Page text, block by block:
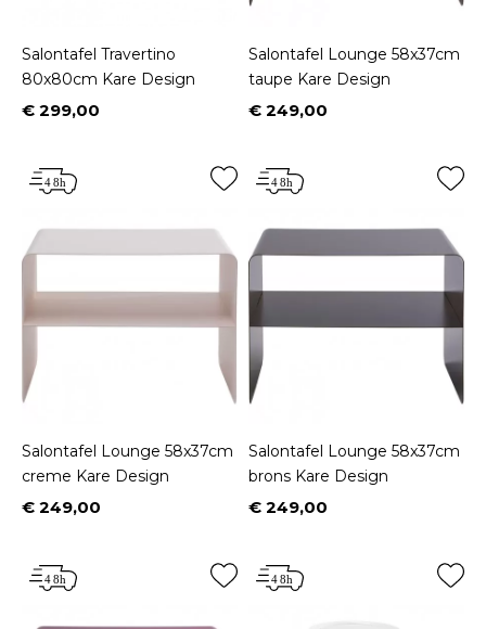
Salontafel Travertino
80x80cm Kare Design
Prijs
€ 299,00
Salontafel Lounge 58x37cm
taupe Kare Design
Prijs
€ 249,00
Salontafel Lounge 58x37cm
creme Kare Design
Prijs
€ 249,00
Salontafel Lounge 58x37cm
brons Kare Design
Prijs
€ 249,00